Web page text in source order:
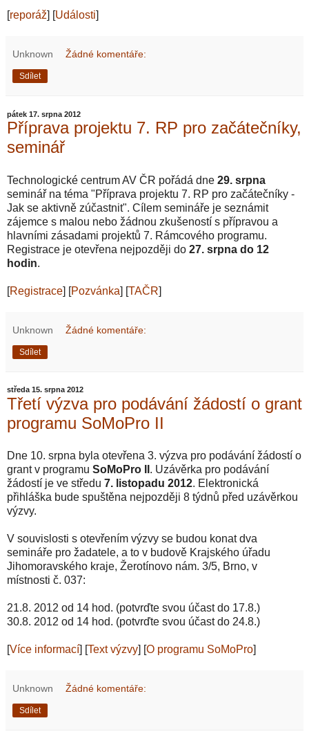
[reporáž] [Události]
Unknown Žádné komentáře:
Sdílet
pátek 17. srpna 2012
Příprava projektu 7. RP pro začátečníky,
seminář
Technologické centrum AV ČR pořádá dne 29. srpna
seminář na téma "Příprava projektu 7. RP pro začátečníky -
Jak se aktivně zúčastnit". Cílem semináře je seznámit
zájemce s malou nebo žádnou zkušeností s přípravou a
hlavními zásadami projektů 7. Rámcového programu.
Registrace je otevřena nejpozději do 27. srpna do 12
hodin.
[Registrace] [Pozvánka] [TAČR]
Unknown Žádné komentáře:
Sdílet
středa 15. srpna 2012
Třetí výzva pro podávání žádostí o grant
programu SoMoPro II
Dne 10. srpna byla otevřena 3. výzva pro podávání žádostí o
grant v programu SoMoPro II . Uzávěrka pro podávání
žádostí je ve středu 7. listopadu 2012. Elektronická
přihláška bude spuštěna nejpozději 8 týdnů před uzávěrkou
výzvy.
V souvislosti s otevřením výzvy se budou konat dva
semináře pro žadatele, a to v budově Krajského úřadu
Jihomoravského kraje, Žerotínovo nám. 3/5, Brno, v
místnosti č. 037:
21.8. 2012 od 14 hod. (potvrďte svou účast do 17.8.)
30.8. 2012 od 14 hod. (potvrďte svou účast do 24.8.)
[Více informací] [Text výzvy] [O programu SoMoPro]
Unknown Žádné komentáře:
Sdílet